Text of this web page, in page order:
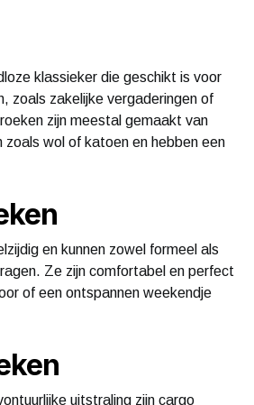
klassieker die geschikt is voor
zoals zakelijke vergaderingen of
zijn meestal gemaakt van
wol of katoen en hebben een
en kunnen zowel formeel als
Ze zijn comfortabel en perfect
of een ontspannen weekendje
uitstraling zijn cargo